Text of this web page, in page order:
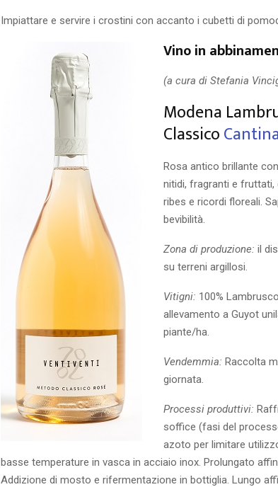
Impiattare e servire i crostini con accanto i cubetti di
Vino in
(a cura di Stefania
Modena
Classico
Rosa antico brillante
nitidi, fragranti e fruttati,
ribes e ricordi floreali.
bevibilità.
Zona di produzione: il
su terreni argillosi.
Vitigni: 100%
allevamento a Guyot
piante/ha.
Vendemmia: Raccolta
giornata.
Processi produttivi:
soffice (fasi del
azoto per limitare
basse temperature in vasca in acciaio inox. Prolungato
Addizione di mosto e rifermentazione in bottiglia. Lungo